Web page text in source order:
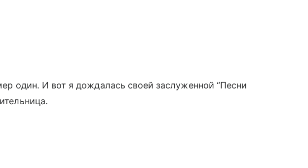
один. И вот я дождалась своей заслуженной “Песни